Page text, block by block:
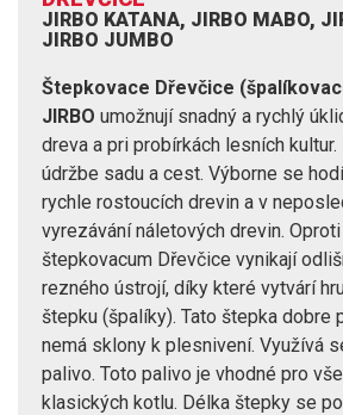
JIRBO KATANA, JIRBO MABO,
JIRBO JUMBO
Štepkovace Dřevčice
JIRBO umožnují snadný a rychlý
dreva a pri probírkách lesních
údržbe sadu a cest. Výborne se
rychle rostoucích drevin a v
vyrezávání náletových drevin.
štepkovacum Dřevčice vynikají
rezného ústrojí, díky které vytvárí
štepku (špalíky). Tato štepka dobre
nemá sklony k plesnivení. Využívá
palivo. Toto palivo je vhodné pro
klasických kotlu. Délka štepky se